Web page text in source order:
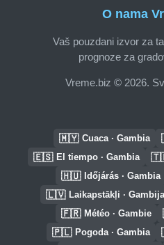
O nama
Vaš pouzdani izvor za
prognoze za
Vreme.biz © 2026.
🇲🇾 Cuaca · Gambia
🇪🇸 El tiempo · Gambia
🇭🇺 Időjárás · Gambia
🇱🇻 Laikapstākļi · Gambija
🇫🇷 Météo · Gambie
🇵🇱 Pogoda · Gambia